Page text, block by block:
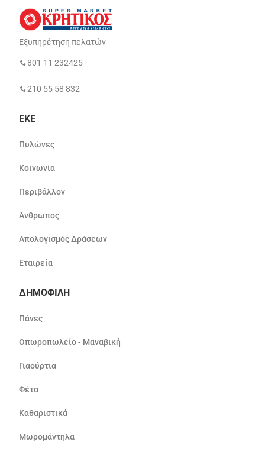
Εξυπηρέτηση πελατών
801 11 232425
210 55 58 832
ΕΚΕ
Πυλώνες
Κοινωνία
Περιβάλλον
Άνθρωπος
Απολογισμός Δράσεων
Εταιρεία
ΔΗΜΟΦΙΛΗ
Πάνες
Οπωροπωλείο - Μαναβική
Γιαούρτια
Φέτα
Καθαριστικά
Μωρομάντηλα